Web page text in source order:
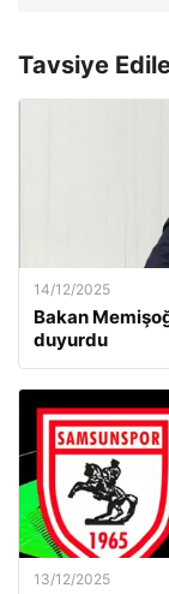
Tavsiye
14/12/2025
Bakan
duyurdu
13/12/2025